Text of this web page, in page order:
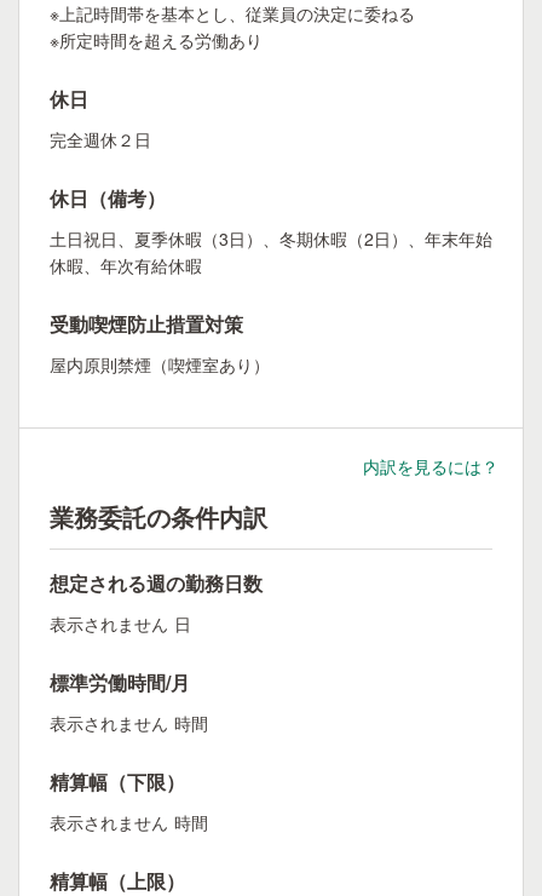
※上記時間帯を基本とし、従業員の決定に委ねる
※所定時間を超える労働あり
休日
完全週休２日
休日（備考）
土日祝日、夏季休暇（3日）、冬期休暇（2日）、年末年始
休暇、年次有給休暇
受動喫煙防止措置対策
屋内原則禁煙（喫煙室あり）
内訳を見るには？
業務委託の条件内訳
想定される週の勤務日数
表示されません 日
標準労働時間/月
表示されません 時間
精算幅（下限）
表示されません 時間
精算幅（上限）